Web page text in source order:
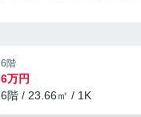
6階
6万円
6階 / 23.66㎡ / 1K